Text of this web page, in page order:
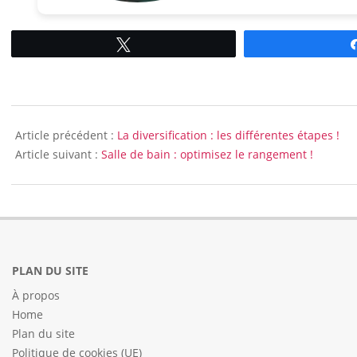
09-
18
Article précédent : La diversification : les différentes étapes !
Article suivant : Salle de bain : optimisez le rangement !
PLAN DU SITE
À propos
Home
Plan du site
Politique de cookies (UE)